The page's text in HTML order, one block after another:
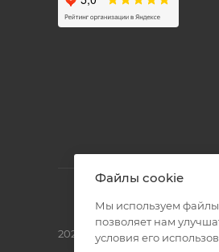
2026 © Полиграф кит -
Файлы cookie
Мы используем
позволяет нам
условия его